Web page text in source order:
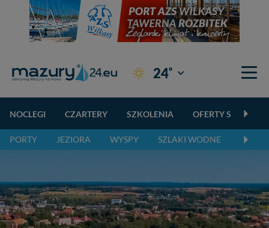
24° Giżycko
NOCLEGI CZARTERY SZKOLENIA OFERTY
PORTY JEZIORA WYSPY SZLAKI WODNE